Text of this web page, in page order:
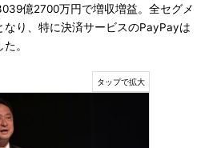
億2700万円で増収増益。全セグメ
なり、特に決済サービスのPayPayは
。